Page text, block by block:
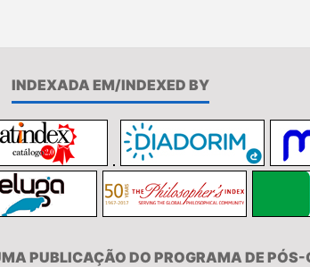
INDEXADA EM/INDEXED BY
PUBLICAÇÃO DO PROGRAMA DE